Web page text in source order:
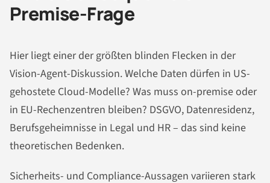
Premise-Frage
Hier liegt einer der größten blinden Flecken in der
Vision-Agent-Diskussion. Welche Daten dürfen in US-
gehostete Cloud-Modelle? Was muss on-premise oder
in EU-Rechenzentren bleiben? DSGVO, Datenresidenz,
Berufsgeheimnisse in Legal und HR – das sind keine
theoretischen Bedenken.
Sicherheits- und Compliance-Aussagen variieren stark